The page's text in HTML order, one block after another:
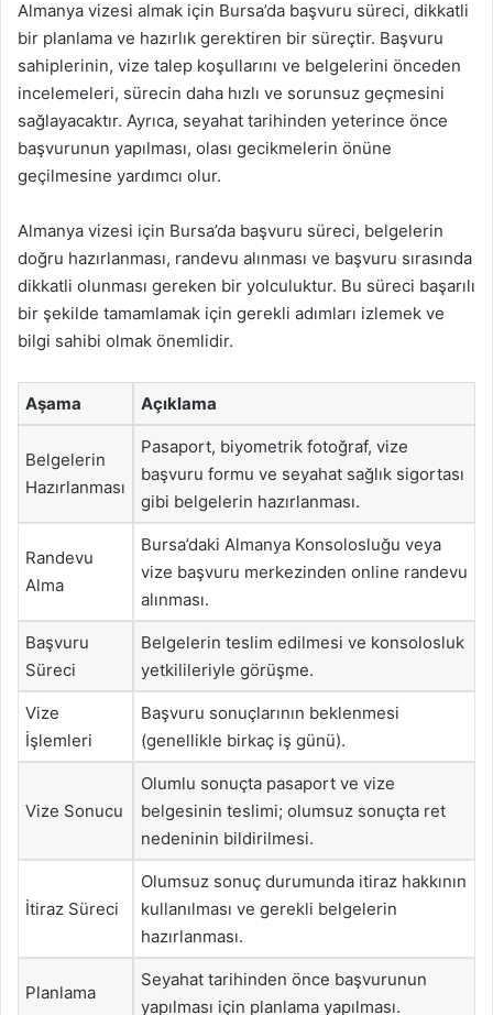
Almanya vizesi almak için Bursa’da başvuru süreci, dikkatli
bir planlama ve hazırlık gerektiren bir süreçtir. Başvuru
sahiplerinin, vize talep koşullarını ve belgelerini önceden
incelemeleri, sürecin daha hızlı ve sorunsuz geçmesini
sağlayacaktır. Ayrıca, seyahat tarihinden yeterince önce
başvurunun yapılması, olası gecikmelerin önüne
geçilmesine yardımcı olur.
Almanya vizesi için Bursa’da başvuru süreci, belgelerin
doğru hazırlanması, randevu alınması ve başvuru sırasında
dikkatli olunması gereken bir yolculuktur. Bu süreci başarılı
bir şekilde tamamlamak için gerekli adımları izlemek ve
bilgi sahibi olmak önemlidir.
Aşama Açıklama
Belgelerin
Hazırlanması
Pasaport, biyometrik fotoğraf, vize
başvuru formu ve seyahat sağlık sigortası
gibi belgelerin hazırlanması.
Randevu
Alma
Bursa’daki Almanya Konsolosluğu veya
vize başvuru merkezinden online randevu
alınması.
Başvuru
Süreci
Belgelerin teslim edilmesi ve konsolosluk
yetkilileriyle görüşme.
Vize
İşlemleri
Başvuru sonuçlarının beklenmesi
(genellikle birkaç iş günü).
Vize Sonucu
Olumlu sonuçta pasaport ve vize
belgesinin teslimi; olumsuz sonuçta ret
nedeninin bildirilmesi.
İtiraz Süreci
Olumsuz sonuç durumunda itiraz hakkının
kullanılması ve gerekli belgelerin
hazırlanması.
Planlama
Seyahat tarihinden önce başvurunun
yapılması için planlama yapılması.